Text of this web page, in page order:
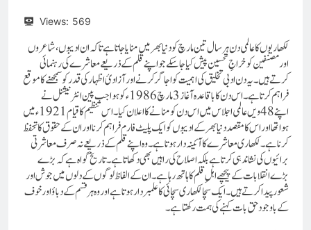
Views: 569
لکھاریوں کا عالمی دن ہر سال تین مارچ کو دنیا بھر میں منایا جاتا ہے تاکہ ان ادیبوں، شاعروں
اور مصنفین کو خراجِ تحسین پیش کیا جا سکے جو اپنے قلم کے ذریعے معاشرے کی رہنمائی
کرتے ہیں۔ یہ دن ادبی تخلیق کی اہمیت کو اجاگر کرنے اور آزادیٔ اظہار کی قدر کو سمجھنے کا موقع
فراہم کرتا ہے۔ اس دن کا باقاعدہ آغاز 3 مارچ 1986ء کو ہوا جب پین انٹر نیشنل نے
اپنے 48ویں عالمی اجلاس میں اس دن کو منانے کا اعلان کیا۔ اس تنظیم کا قیام 1921ء میں
ہوا تھا اور اس کا مقصد دنیا بھر کے ادیبوں کو ایک پلیٹ فارم فراہم کرنا اور ان کے حقوق کا تحفظ
کرنا ہے۔لکھاری معاشرے کا آئینہ دار ہوتا ہے۔ وہ اپنے قلم کے ذریعے نہ صرف معاشرتی
برائیوں کی نشاندہی کرتا ہے بلکہ اصلاح کی راہیں بھی دکھاتا ہے۔ تاریخ گواہ ہے کہ بڑے
بڑے انقلابات کے پیچھے اہلِ قلم کا ہاتھ رہا ہے۔ ان کے الفاظ لوگوں کے دلوں میں جوش اور
شعور پیدا کرتے ہیں۔ ایک سچا لکھاری سچائی کا علمبردار ہوتا ہے اور وہ ہر قسم کے دباؤ اور خوف
کے باوجود حق بات کہنے کی ہمت رکھتا ہے۔